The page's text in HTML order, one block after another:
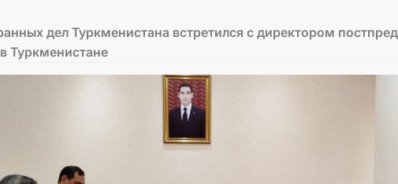
дел Туркменистана встретился с директором
Туркменистане